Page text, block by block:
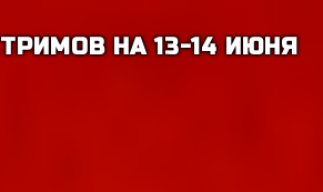
НА 13-14 ИЮНЯ